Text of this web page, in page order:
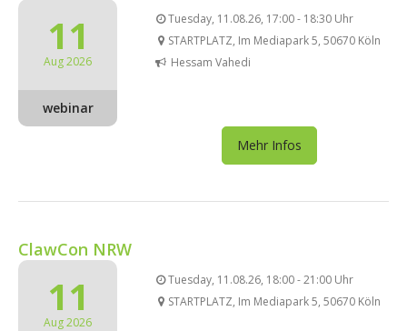
11
Aug 2026
webinar
Tuesday, 11.08.26, 17:00 - 18:30 Uhr
STARTPLATZ, Im Mediapark 5, 50670 Köln
Hessam Vahedi
Mehr Infos
ClawCon NRW
11
Aug 2026
Tuesday, 11.08.26, 18:00 - 21:00 Uhr
STARTPLATZ, Im Mediapark 5, 50670 Köln